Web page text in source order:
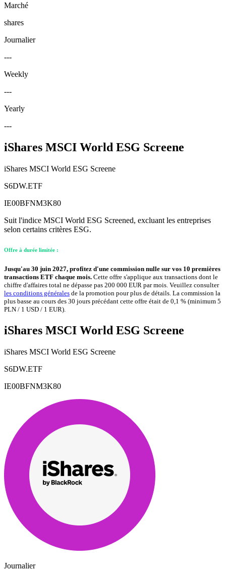
Marché
shares
Journalier
---
Weekly
---
Yearly
---
iShares MSCI World ESG Screene
iShares MSCI World ESG Screene
S6DW.ETF
IE00BFNM3K80
Suit l'indice MSCI World ESG Screened, excluant les entreprises
selon certains critères ESG.
Offre à durée limitée :
Jusqu'au 30 juin 2027, profitez d'une commission nulle sur vos 10 premières
transactions ETF chaque mois. Cette offre s'applique aux transactions dont le
chiffre d'affaires total ne dépasse pas 200 000 EUR par mois. Veuillez consulter
les conditions générales de la promotion pour plus de détails. La commission la
plus basse au cours des 30 jours précédant cette offre était de 0,1 % (minimum 5
PLN / 1 USD / 1 EUR).
iShares MSCI World ESG Screene
iShares MSCI World ESG Screene
S6DW.ETF
IE00BFNM3K80
Journalier